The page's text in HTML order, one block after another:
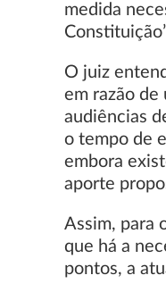
medida
O juiz
em razão de
audiências
o tempo de
embora
aporte
Assim, para
que há a
pontos, a